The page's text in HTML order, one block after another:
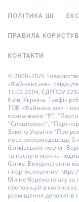
ПОЛІТИКА ШІ
ПРАВИЛА
КОНТАКТИ
© 2000–2026
«Файненс.юа»,
16.02.2004, ЄДРПОУ
Київ, Україна. Графік
ТОВ «Файненс.юа» –
позначками “Р”,
“Спецпроєкт”,
Закону України “Про
несе рекламодавець.
банківських послуг.
та послуги можна
банку. Використання
гіперпосиланням
Ми не беремо плату за
пропозицій в
розміщення депозитів